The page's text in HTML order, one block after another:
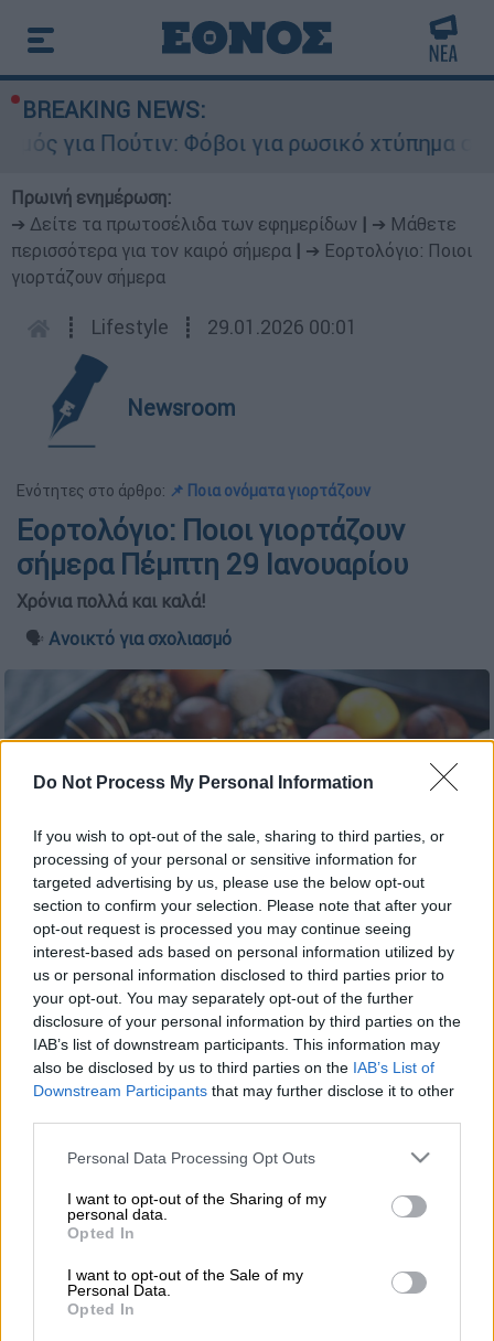
Do Not Process My Personal Information
If you wish to opt-out of the sale, sharing to third parties, or
processing of your personal or sensitive information for
targeted advertising by us, please use the below opt-out
section to confirm your selection. Please note that after your
opt-out request is processed you may continue seeing
interest-based ads based on personal information utilized by
us or personal information disclosed to third parties prior to
your opt-out. You may separately opt-out of the further
disclosure of your personal information by third parties on the
IAB’s list of downstream participants. This information may
also be disclosed by us to third parties on the IAB’s List of
Downstream Participants that may further disclose it to other
Please note that this website/app uses one or more Google
not limited to your visit or usage behaviour. You may click to
grant or deny consent to Google and its third-party tags to
use your data for below specified purposes in below Google
consent section.
Personal Data Processing Opt Outs
I want to opt-out of the Sharing of my
personal data.
Opted In
I want to opt-out of the Sale of my
Personal Data.
Opted In
BREAKING NEWS:
για Πούτιν: Φόβοι για ρωσικό χτύπημα σε
Πρωινή ενημέρωση:
➔ Δείτε τα πρωτοσέλιδα των εφημερίδων
➔ Μάθετε
περισσότερα για τον καιρό σήμερα
➔ Εορτολόγιο: Ποιοι
γιορτάζουν σήμερα
┋ Lifestyle ┋ 29.01.2026 00:01
Newsroom
Ενότητες στο άρθρο: 📌 Ποια ονόματα γιορτάζουν
Εορτολόγιο: Ποιοι γιορτάζουν
σήμερα Πέμπτη 29 Ιανουαρίου
Χρόνια πολλά και καλά!
🗣️ Ανοικτό για σχολιασμό
Προσθέστε το ΕΘΝΟΣ στη Google
Σήμερα Πέμπτη, 29 Ιανουαρίου, τιμάται
σύμφωνα με τοεορτολόγιοη μνήμη του
Αγίου Βαρσιμαίου.
Ποια ονόματα γιορτάζουν
εξής: